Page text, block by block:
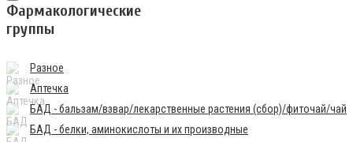
Фармакологические
группы
Разное
Аптечка
БАД - бальзам/взвар/лекарственные растения (сбор)/фиточай/чай
БАД - белки, аминокислоты и их производные